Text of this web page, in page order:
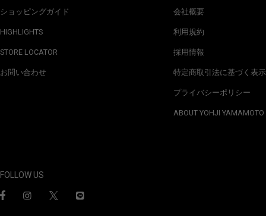
ショッピングガイド
HIGHLIGHTS
STORE LOCATOR
お問い合わせ
会社概要
利用規約
採用情報
特定商取引法に基づく表示
プライバシーポリシー
ABOUT YOHJI YAMAMOTO
FOLLOW US